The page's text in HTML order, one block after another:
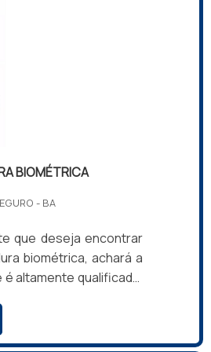
SOBRE
ELETRÔNICAA T...
BIOMÉTRICA
- BA
que deseja encontrar
biométrica, achará a
altamente qualificada.
a melhor em
SOBRE